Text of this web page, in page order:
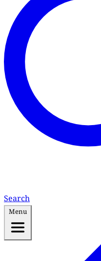
Search
Menu